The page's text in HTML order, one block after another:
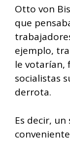
Otto von
que
ejemplo,
le votarían,
socialistas
derrota.
Es decir,